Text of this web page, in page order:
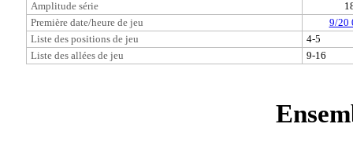
Amplitude série
Première date/heure de jeu
9/20
Liste des positions de jeu
4-5
Liste des allées de jeu
9-16